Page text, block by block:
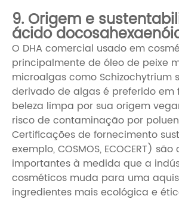
9. Origem e
ácido
O DHA comercial usado em
principalmente de óleo de peixe
microalgas como Schizochytrium
derivado de algas é preferido em
beleza limpa por sua origem
risco de contaminação por
Certificações de fornecimento
exemplo, COSMOS, ECOCERT)
importantes à medida que a
cosméticos muda para uma
ingredientes mais ecológica e